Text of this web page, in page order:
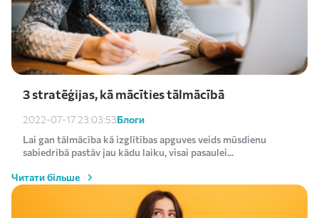
3 stratēģijas, kā mācīties tālmācībā
2022-07-17 23:03:53Блоги
Lai gan tālmācība kā izglītības apguves veids mūsdienu
sabiedrībā pastāv jau kādu laiku, visai pasaulei...
Читати більше